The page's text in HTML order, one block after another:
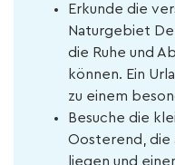
Erkunde die
Naturgebiet De
die Ruhe und
können. Ein
zu einem
Besuche die
Oosterend, die
liegen und